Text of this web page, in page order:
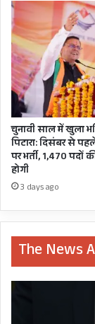
इन्द्रेश मैखुरी,
प्रति,
चुनावी साल में खुला
पिटारा: दिसंबर से
पर भर्ती, 1,470 पदों
होगी
3 days ago
The News